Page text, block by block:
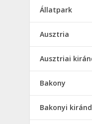
Állatpark
Ausztria
Ausztriai
Bakony
Bakonyi